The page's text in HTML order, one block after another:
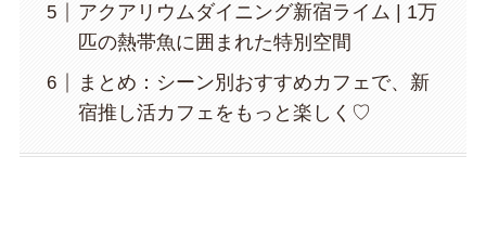
アクアリウムダイニング新宿ライム | 1万
匹の熱帯魚に囲まれた特別空間
まとめ：シーン別おすすめカフェで、新
宿推し活カフェをもっと楽しく♡